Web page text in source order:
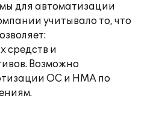
для автоматизации
учитывало то, что
средств и
Возможно
ОС и НМА по